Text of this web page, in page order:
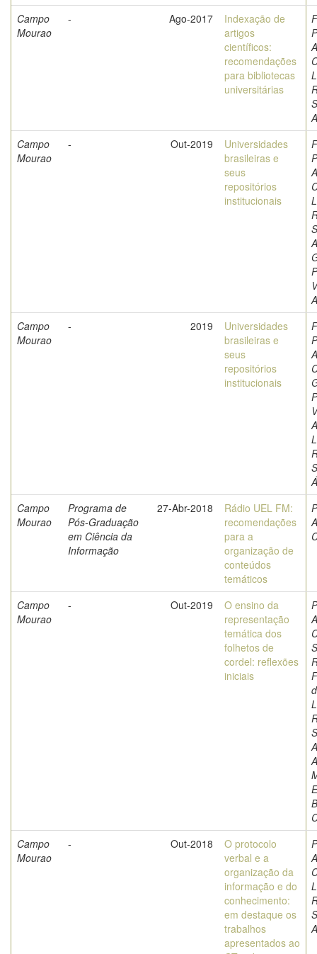
Campo
Mourao
- Ago-2017
Indexação de
artigos
científicos:
recomendações
para bibliotecas
universitárias
Campo
Mourao
- Out-2019
Universidades
brasileiras e
seus
repositórios
institucionais
Campo
Mourao
- 2019
Universidades
brasileiras e
seus
repositórios
institucionais
Campo
Mourao
Programa de
Pós-Graduação
em Ciência da
Informação
27-Abr-2018
Rádio UEL FM:
recomendações
para a
organização de
conteúdos
temáticos
Campo
Mourao
- Out-2019
O ensino da
representação
temática dos
folhetos de
cordel: reflexões
iniciais
Campo
Mourao
- Out-2018
O protocolo
verbal e a
organização da
informação e do
conhecimento:
em destaque os
trabalhos
apresentados ao